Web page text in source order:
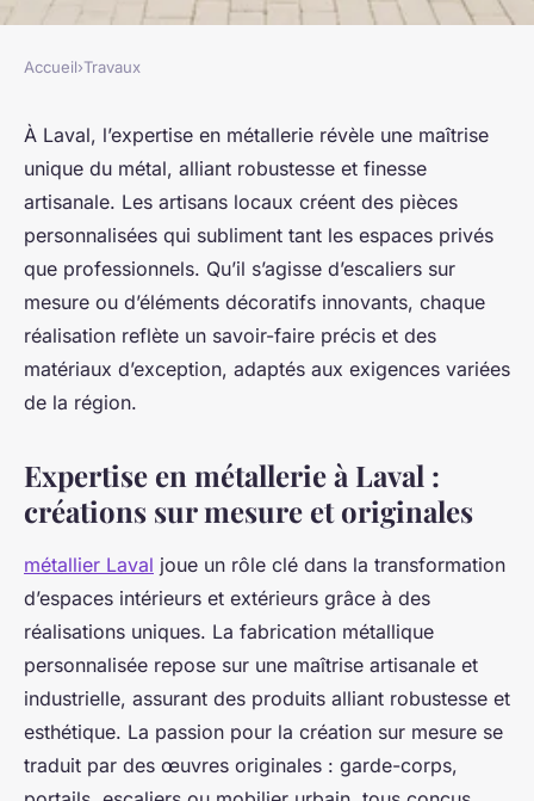
Expertise en métallerie à laval
: créations sur mesure et
originales
Léo• 14 septembre 2025•6 min de lecture
Accueil›Travaux
À Laval, l’expertise en métallerie révèle une maîtrise
unique du métal, alliant robustesse et finesse
artisanale. Les artisans locaux créent des pièces
personnalisées qui subliment tant les espaces privés
que professionnels. Qu’il s’agisse d’escaliers sur
mesure ou d’éléments décoratifs innovants, chaque
réalisation reflète un savoir-faire précis et des
matériaux d’exception, adaptés aux exigences variées
de la région.
Expertise en métallerie à Laval :
créations sur mesure et originales
métallier Laval joue un rôle clé dans la transformation
d’espaces intérieurs et extérieurs grâce à des
réalisations uniques. La fabrication métallique
personnalisée repose sur une maîtrise artisanale et
industrielle, assurant des produits alliant robustesse et
esthétique. La passion pour la création sur mesure se
traduit par des œuvres originales : garde-corps,